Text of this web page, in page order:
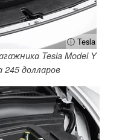
ⓘ Tesla
Tesla Model Y
245 долларов